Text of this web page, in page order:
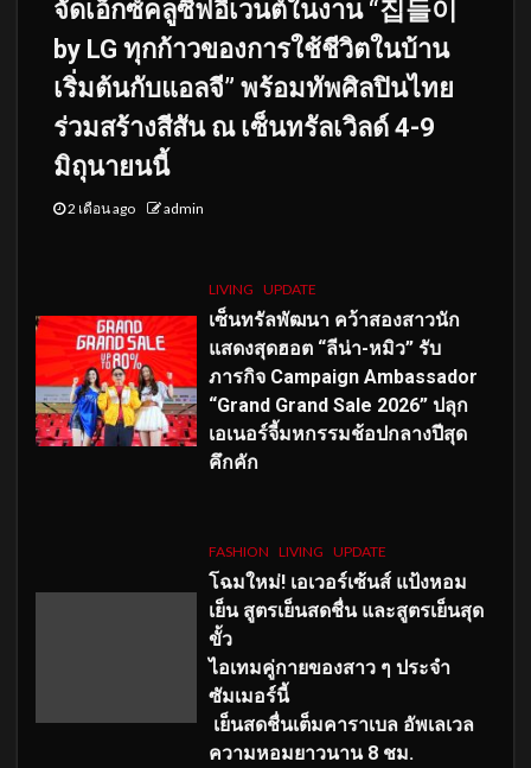
จัดเอ็กซ์คลูซีฟอีเวนต์ในงาน “집들이
by LG ทุกก้าวของการใช้ชีวิตในบ้าน
เริ่มต้นกับแอลจี” พร้อมทัพศิลปินไทย
ร่วมสร้างสีสัน ณ เซ็นทรัลเวิลด์ 4-9
มิถุนายนนี้
2 เดือน ago admin
LIVING UPDATE
เซ็นทรัลพัฒนา คว้าสองสาวนัก
แสดงสุดฮอต “ลีน่า-หมิว” รับ
ภารกิจ Campaign Ambassador
“Grand Grand Sale 2026” ปลุก
เอเนอร์จี้มหกรรมช้อปกลางปีสุด
คึกคัก
FASHION LIVING UPDATE
โฉมใหม่! เอเวอร์เซ้นส์ แป้งหอม
เย็น สูตรเย็นสดชื่น และสูตรเย็นสุด
ขั้ว
ไอเทมคู่กายของสาว ๆ ประจำ
ซัมเมอร์นี้
เย็นสดชื่นเต็มคาราเบล อัพเลเวล
ความหอมยาวนาน 8 ชม.